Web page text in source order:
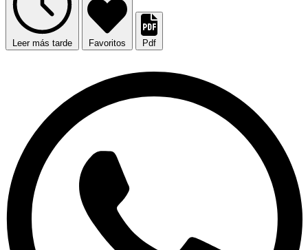
Leer más tarde Favoritos Pdf